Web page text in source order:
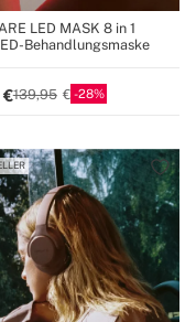
LED MASK 8 in 1
Behandlungsmaske
139,95 28